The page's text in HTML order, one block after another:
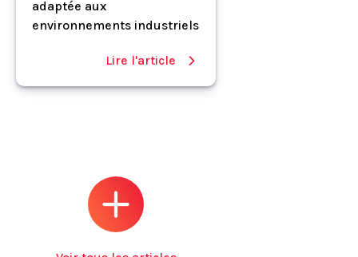
adaptée aux
environnements industriels
Lire l'article